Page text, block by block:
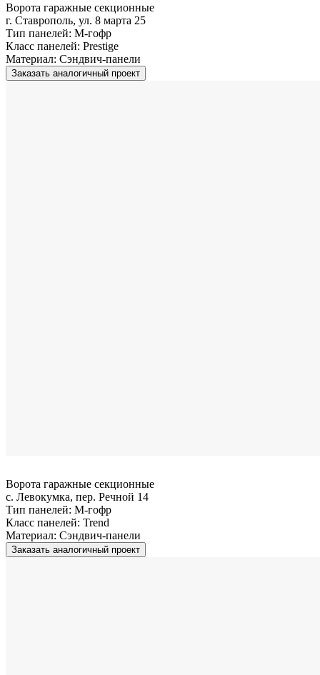
Ворота гаражные секционные
г. Ставрополь, ул. 8 марта 25
Тип панелей: M-гофр
Класс панелей: Prestige
Материал: Сэндвич-панели
Заказать аналогичный проект
Ворота гаражные секционные
с. Левокумка, пер. Речной 14
Тип панелей: M-гофр
Класс панелей: Trend
Материал: Сэндвич-панели
Заказать аналогичный проект